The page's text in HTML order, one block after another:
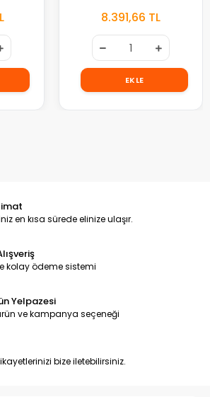
8.391,66 TL
EKLE
en kısa sürede elinize ulaşır.
kolay ödeme sistemi
Yelpazesi
ve kampanya seçeneği
bize iletebilirsiniz.